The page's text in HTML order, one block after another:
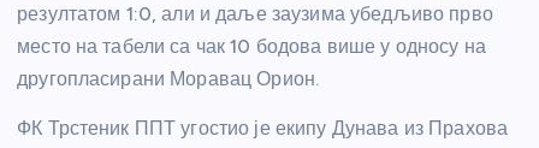
резултатом 1:0, али и даље заузима убедљиво прво
место на табели са чак 10 бодова више у односу на
другопласирани Моравац Орион.
ФК Трстеник ППТ угостио је екипу Дунава из Прахова